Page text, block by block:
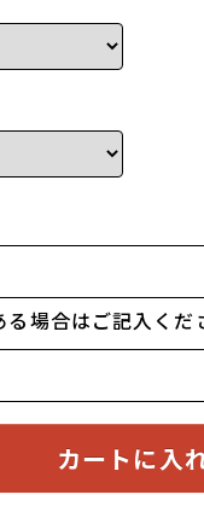
場合はご記入くだ
カートに入